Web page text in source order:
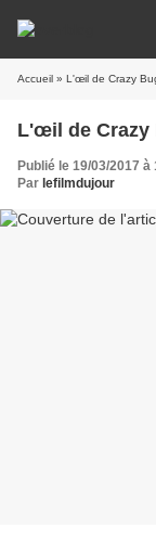
Accueil » L'œil de Crazy
L'œil de Crazy
Publié le 19/03/2017 à
Par lefilmdujour